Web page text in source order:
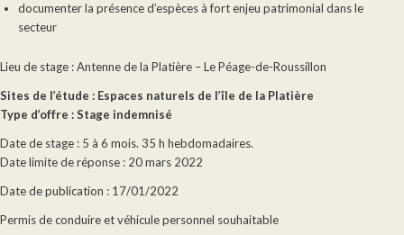
documenter la présence d’espèces à fort enjeu patrimonial dans le
secteur
Lieu de stage : Antenne de la Platière – Le Péage-de-Roussillon
Sites de l’étude : Espaces naturels de l’île de la Platière
Type d’offre : Stage indemnisé
Date de stage : 5 à 6 mois. 35 h hebdomadaires.
Date limite de réponse : 20 mars 2022
Date de publication : 17/01/2022
Permis de conduire et véhicule personnel souhaitable